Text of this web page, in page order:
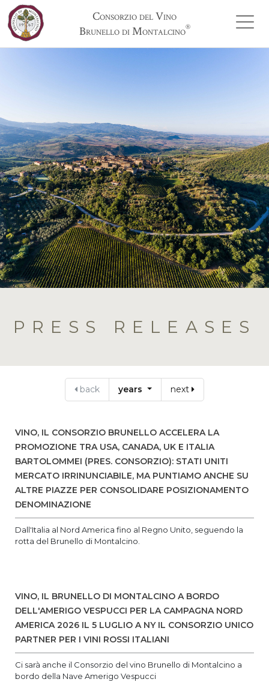
Consorzio del Vino
Brunello di Montalcino®
PRESS RELEASES
back years next
VINO, IL CONSORZIO BRUNELLO ACCELERA LA
PROMOZIONE TRA USA, CANADA, UK E ITALIA
BARTOLOMMEI (PRES. CONSORZIO): STATI UNITI
MERCATO IRRINUNCIABILE, MA PUNTIAMO ANCHE SU
ALTRE PIAZZE PER CONSOLIDARE POSIZIONAMENTO
DENOMINAZIONE
Dall'Italia al Nord America fino al Regno Unito, seguendo la
rotta del Brunello di Montalcino.
VINO, IL BRUNELLO DI MONTALCINO A BORDO
DELL'AMERIGO VESPUCCI PER LA CAMPAGNA NORD
AMERICA 2026 IL 5 LUGLIO A NY IL CONSORZIO UNICO
PARTNER PER I VINI ROSSI ITALIANI
Ci sarà anche il Consorzio del vino Brunello di Montalcino a
bordo della Nave Amerigo Vespucci